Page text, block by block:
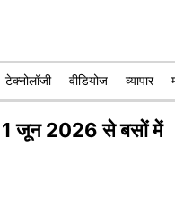
टेक्नोलॉजी वीडियोज व्यापार
1 जून 2026 से बसों में